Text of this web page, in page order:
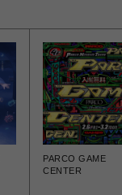
PARCO GAME
CENTER